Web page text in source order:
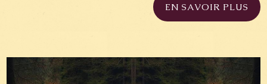
EN SAVOIR PLUS